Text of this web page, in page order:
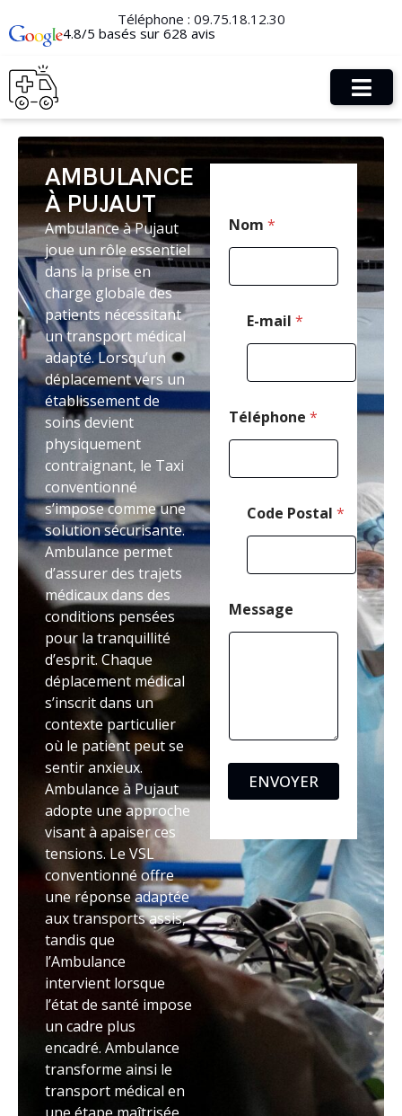
Téléphone : 09.75.18.12.30
4.8/5 basés sur 628 avis
AMBULANCE
À PUJAUT
Ambulance à Pujaut
joue un rôle essentiel
dans la prise en
charge globale des
patients nécessitant
un transport médical
adapté. Lorsqu’un
déplacement vers un
établissement de
soins devient
physiquement
contraignant, le Taxi
conventionné
s’impose comme une
solution sécurisante.
Ambulance permet
d’assurer des trajets
médicaux dans des
conditions pensées
pour la tranquillité
d’esprit. Chaque
déplacement médical
s’inscrit dans un
contexte particulier
où le patient peut se
sentir anxieux.
Ambulance à Pujaut
adopte une approche
visant à apaiser ces
tensions. Le VSL
conventionné offre
une réponse adaptée
aux transports assis,
tandis que
l’Ambulance
intervient lorsque
l’état de santé impose
un cadre plus
encadré. Ambulance
transforme ainsi le
transport médical en
Nom *
E-mail *
Téléphone *
Code Postal *
N
m
*
P
o
s
Message
ENVOYER